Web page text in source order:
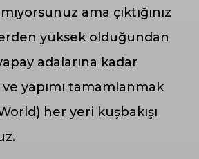
ama çıktığınız
yüksek olduğundan
adalarına kadar
ve yapımı tamamlanmak
her yeri kuşbakışı